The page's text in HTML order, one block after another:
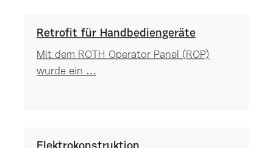
Retrofit für Handbediengeräte
Mit dem ROTH Operator Panel (ROP)
wurde ein …